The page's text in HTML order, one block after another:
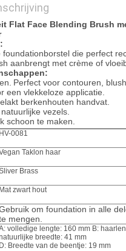
Flat Face Blending Brush
foundationborstel die perfect
aanbrengt met crème of
Perfect voor contouren,
een vlekkeloze applicatie.
berkenhouten handvat.
vezels.
schoon te maken.
HV-0081
Taklon haar
Brass
Mat zwart hout
om foundation in alle
mengen.
volledige lengte: 160 mm B:
breedte: 41 mm
D: Breedte van de beentje: 19 mm